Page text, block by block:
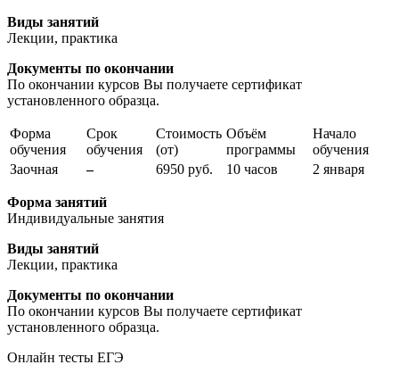
Виды занятий
Лекции, практика
Документы по окончании
По окончании курсов Вы получаете сертификат
установленного образца.
Форма
обучения
Срок
обучения
Стоимость
(от)
Объём
программы
Начало
обучения
Заочная
– 6950 руб. 10 часов 2 января
Форма занятий
Индивидуальные занятия
Виды занятий
Лекции, практика
Документы по окончании
По окончании курсов Вы получаете сертификат
установленного образца.
Онлайн тесты ЕГЭ